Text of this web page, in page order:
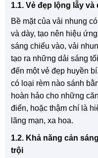
1.1. Vẻ đẹp lộng lẫy và
Bề mặt của vải nhung
và dày, tạo nên hiệu
sáng chiếu vào, vải
tạo ra những dải sáng
đến một vẻ đẹp huyền
có loại rèm nào sánh
hoàn hảo cho những
điển, hoặc thậm chí là
lãng mạn, xa hoa.
1.2. Khả năng cản
trội